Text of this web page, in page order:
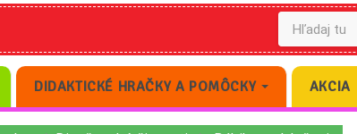
DIDAKTICKÉ HRAČKY A POMÔCKY AKCIA